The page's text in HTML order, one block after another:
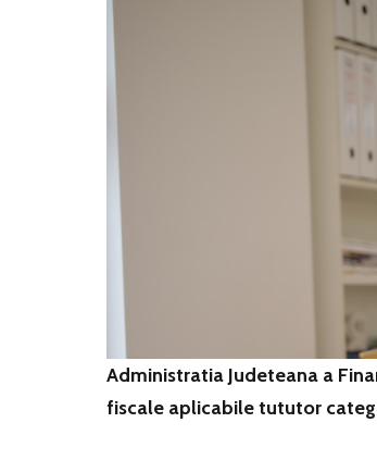
Administratia Judeteana a
fiscale aplicabile tututor